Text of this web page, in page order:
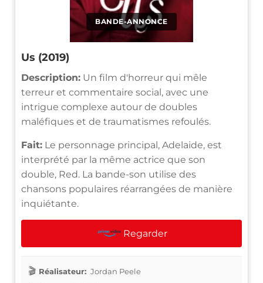
BANDE-ANNONCE
Us (2019)
Description: Un film d'horreur qui mêle
terreur et commentaire social, avec une
intrigue complexe autour de doubles
maléfiques et de traumatismes refoulés.
Fait: Le personnage principal, Adelaide, est
interprété par la même actrice que son
double, Red. La bande-son utilise des
chansons populaires réarrangées de manière
inquiétante.
Regarder
Réalisateur: Jordan Peele